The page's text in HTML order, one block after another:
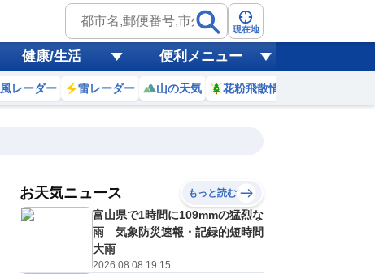
現在地
健康/生活 便利メニュー
風レーダー 雷レーダー 山の天気 花粉飛散情報
14 15 16 17 18
お天気ニュース もっと読む
富山県で1時間に109mmの猛烈な
雨 気象防災速報・記録的短時間
大雨
2026.08.08 19:15